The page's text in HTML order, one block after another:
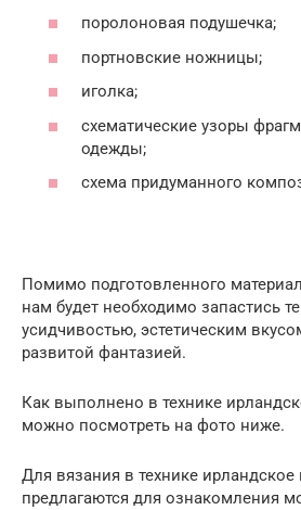
поролоновая подушечка;
портновские ножницы;
иголка;
схематические узоры
одежды;
схема придуманного
Помимо подготовленного
нам будет необходимо запастись
усидчивостью, эстетическим
развитой фантазией.
Как выполнено в технике
можно посмотреть на фото ниже.
Для вязания в технике ирландское
предлагаются для ознакомления